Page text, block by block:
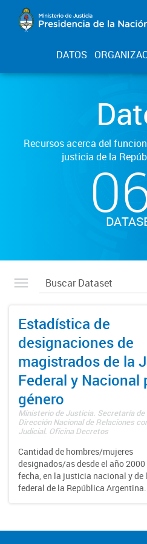
DATOS
Recursos acerca del
justicia de la
Estadística de
designaciones de
magistrados de la
Federal y Nacional
género
Ministerio de Justicia. Secretaría
Dirección Nacional de Relaciones
Judicial. Oficina Decretos
Cantidad de hombres/mujeres
designados/as desde el año
fecha, en la justicia nacional y de
federal de la República Argentina.